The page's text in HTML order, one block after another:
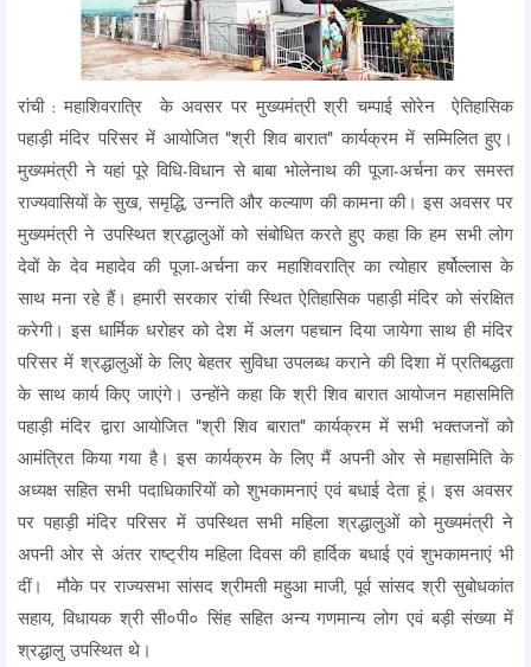
रांची : महाशिवरात्रि के अवसर पर मुख्यमंत्री श्री चम्पाई सोरेन ऐतिहासिक
पहाड़ी मंदिर परिसर में आयोजित "श्री शिव बारात" कार्यक्रम में सम्मिलित हुए।
मुख्यमंत्री ने यहां पूरे विधि-विधान से बाबा भोलेनाथ की पूजा-अर्चना कर समस्त
राज्यवासियों के सुख, समृद्धि, उन्नति और कल्याण की कामना की। इस अवसर पर
मुख्यमंत्री ने उपस्थित श्रद्धालुओं को संबोधित करते हुए कहा कि हम सभी लोग
देवों के देव महादेव की पूजा-अर्चना कर महाशिवरात्रि का त्योहार हर्षोल्लास के
साथ मना रहे हैं। हमारी सरकार रांची स्थित ऐतिहासिक पहाड़ी मंदिर को संरक्षित
करेगी। इस धार्मिक धरोहर को देश में अलग पहचान दिया जायेगा साथ ही मंदिर
परिसर में श्रद्धालुओं के लिए बेहतर सुविधा उपलब्ध कराने की दिशा में प्रतिबद्धता
के साथ कार्य किए जाएंगे। उन्होंने कहा कि श्री शिव बारात आयोजन महासमिति
पहाड़ी मंदिर द्वारा आयोजित "श्री शिव बारात" कार्यक्रम में सभी भक्तजनों को
आमंत्रित किया गया है। इस कार्यक्रम के लिए मैं अपनी ओर से महासमिति के
अध्यक्ष सहित सभी पदाधिकारियों को शुभकामनाएं एवं बधाई देता हूं। इस अवसर
पर पहाड़ी मंदिर परिसर में उपस्थित सभी महिला श्रद्धालुओं को मुख्यमंत्री ने
अपनी ओर से अंतर राष्ट्रीय महिला दिवस की हार्दिक बधाई एवं शुभकामनाएं भी
दीं। मौके पर राज्यसभा सांसद श्रीमती महुआ माजी, पूर्व सांसद श्री सुबोधकांत
सहाय, विधायक श्री सी०पी० सिंह सहित अन्य गणमान्य लोग एवं बड़ी संख्या में
श्रद्धालु उपस्थित थे।